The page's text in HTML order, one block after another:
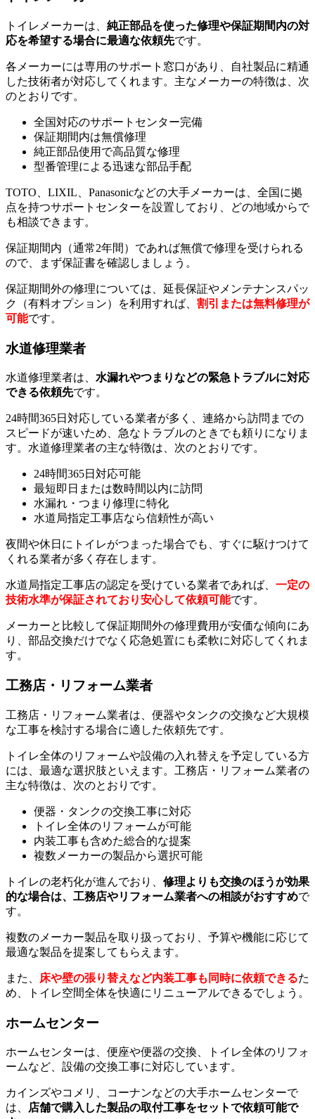
トイレメーカーは、 純正部品を使った修理や保証期間内の対
応を希望する場合に最適な依頼先です。
各メーカーには専用のサポート窓口があり、自社製品に精通
した技術者が対応してくれます。主なメーカーの特徴は、次
のとおりです。
全国対応のサポートセンター完備
保証期間内は無償修理
純正部品使用で高品質な修理
型番管理による迅速な部品手配
TOTO、LIXIL、Panasonicなどの大手メーカーは、全国に拠
点を持つサポートセンターを設置しており、どの地域からで
も相談できます。
保証期間内（通常2年間）であれば無償で修理を受けられる
ので、まず保証書を確認しましょう。
保証期間外の修理については、延長保証やメンテナンスパッ
ク（有料オプション）を利用すれば、 割引または無料修理が
可能です。
水道修理業者
水道修理業者は、 水漏れやつまりなどの緊急トラブルに対応
できる依頼先です。
24時間365日対応している業者が多く、連絡から訪問までの
スピードが速いため、急なトラブルのときでも頼りになりま
す。水道修理業者の主な特徴は、次のとおりです。
24時間365日対応可能
最短即日または数時間以内に訪問
水漏れ・つまり修理に特化
水道局指定工事店なら信頼性が高い
夜間や休日にトイレがつまった場合でも、すぐに駆けつけて
くれる業者が多く存在します。
水道局指定工事店の認定を受けている業者であれば、 一定の
技術水準が保証されており安心して依頼可能です。
メーカーと比較して保証期間外の修理費用が安価な傾向にあ
り、部品交換だけでなく応急処置にも柔軟に対応してくれま
す。
工務店・リフォーム業者
工務店・リフォーム業者は、便器やタンクの交換など大規模
な工事を検討する場合に適した依頼先です。
トイレ全体のリフォームや設備の入れ替えを予定している方
には、最適な選択肢といえます。工務店・リフォーム業者の
主な特徴は、次のとおりです。
便器・タンクの交換工事に対応
トイレ全体のリフォームが可能
内装工事も含めた総合的な提案
複数メーカーの製品から選択可能
トイレの老朽化が進んでおり、 修理よりも交換のほうが効果
的な場合は、工務店やリフォーム業者への相談がおすすめで
す。
複数のメーカー製品を取り扱っており、予算や機能に応じて
最適な製品を提案してもらえます。
また、 床や壁の張り替えなど内装工事も同時に依頼できるた
め、トイレ空間全体を快適にリニューアルできるでしょう。
ホームセンター
ホームセンターは、便座や便器の交換、トイレ全体のリフォ
ームなど、設備の交換工事に対応しています。
カインズやコメリ、コーナンなどの大手ホームセンターで
は、
店舗で購入した製品の取付工事をセットで依頼可能で